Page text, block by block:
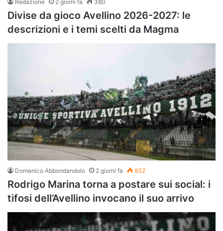
Redazione 2 giorni fa 380
Divise da gioco Avellino 2026-2027: le
descrizioni e i temi scelti da Magma
Domenico Abbondandolo 2 giorni fa 932
Rodrigo Marina torna a postare sui social: i
tifosi dell’Avellino invocano il suo arrivo